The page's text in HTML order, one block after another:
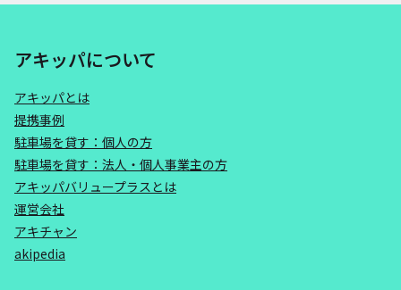
アキッパについて
アキッパとは
提携事例
駐車場を貸す：個人の方
駐車場を貸す：法人・個人事業主の方
アキッパバリュープラスとは
運営会社
アキチャン
akipedia